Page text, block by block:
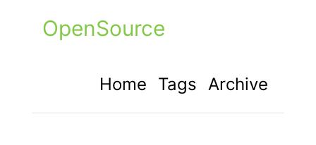
OpenSource
Home Tags Archive